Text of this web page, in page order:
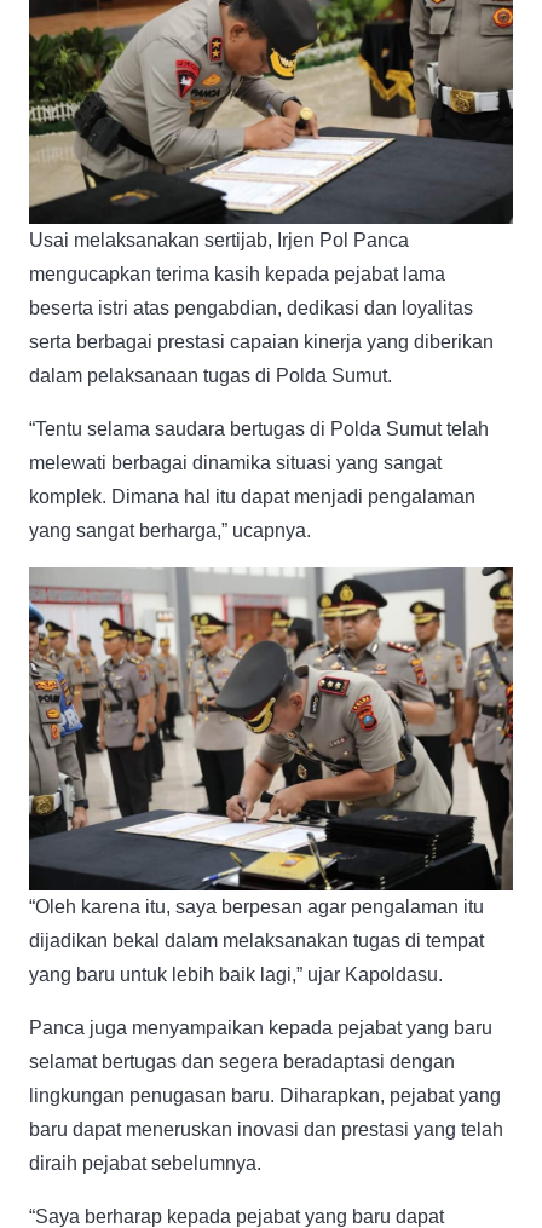
Usai melaksanakan sertijab, Irjen Pol Panca
mengucapkan terima kasih kepada pejabat lama
beserta istri atas pengabdian, dedikasi dan loyalitas
serta berbagai prestasi capaian kinerja yang diberikan
dalam pelaksanaan tugas di Polda Sumut.
“Tentu selama saudara bertugas di Polda Sumut telah
melewati berbagai dinamika situasi yang sangat
komplek. Dimana hal itu dapat menjadi pengalaman
yang sangat berharga,” ucapnya.
“Oleh karena itu, saya berpesan agar pengalaman itu
dijadikan bekal dalam melaksanakan tugas di tempat
yang baru untuk lebih baik lagi,” ujar Kapoldasu.
Panca juga menyampaikan kepada pejabat yang baru
selamat bertugas dan segera beradaptasi dengan
lingkungan penugasan baru. Diharapkan, pejabat yang
baru dapat meneruskan inovasi dan prestasi yang telah
diraih pejabat sebelumnya.
“Saya berharap kepada pejabat yang baru dapat